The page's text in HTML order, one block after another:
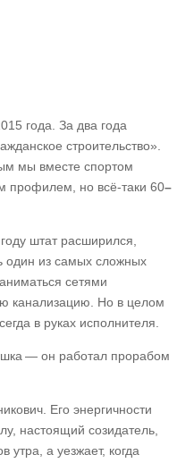
года. За два года
строительство».
мы вместе спортом
профилем, но всё-таки 60–
штат расширился,
один из самых сложных
сетями
канализацию. Но в целом
в руках исполнителя.
— он работал прорабом
Его энергичности
настоящий созидатель,
утра, а уезжает, когда